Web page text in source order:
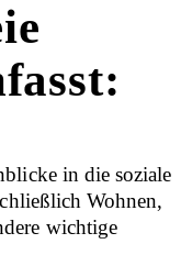
in die soziale
Wohnen,
wichtige